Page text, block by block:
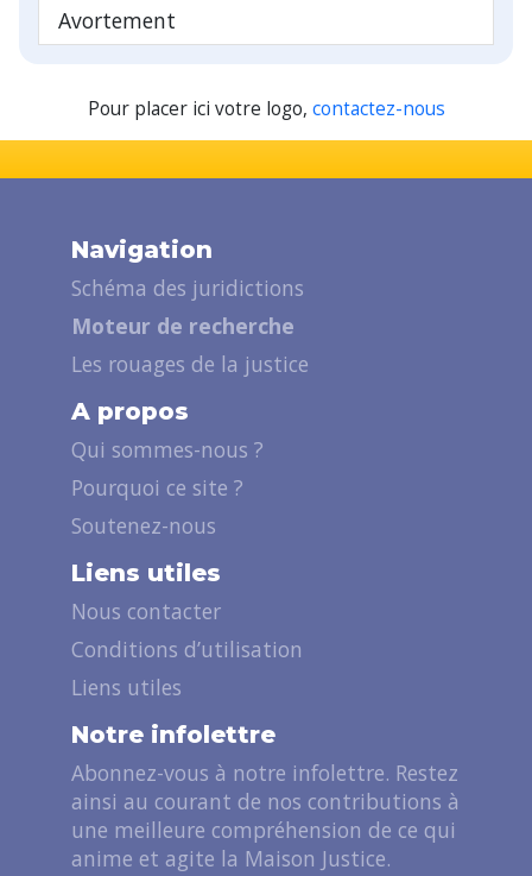
Avortement
Pour placer ici votre logo, contactez-nous
Navigation
Schéma des juridictions
Moteur de recherche
Les rouages de la justice
A propos
Qui sommes-nous ?
Pourquoi ce site ?
Soutenez-nous
Liens utiles
Nous contacter
Conditions d’utilisation
Liens utiles
Notre infolettre
Abonnez-vous à notre infolettre. Restez
ainsi au courant de nos contributions à
une meilleure compréhension de ce qui
anime et agite la Maison Justice.